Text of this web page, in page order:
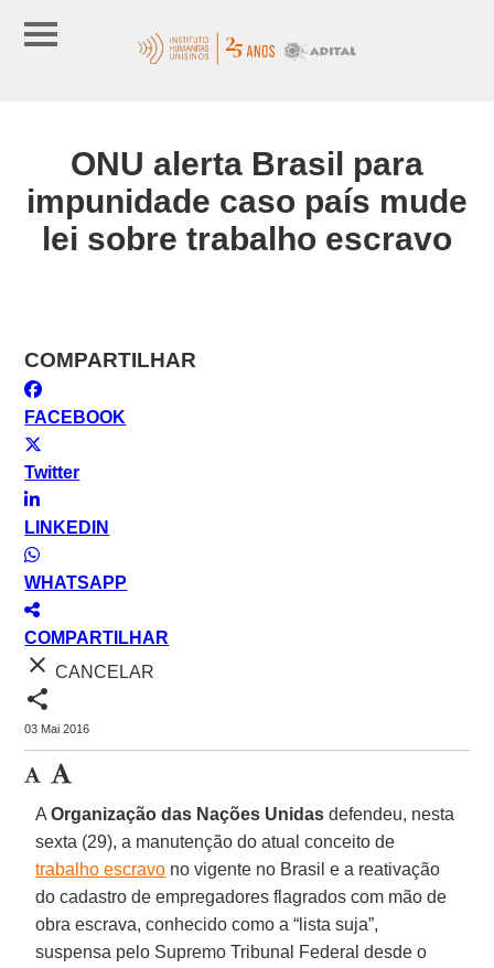
ONU alerta Brasil para
impunidade caso país mude
lei sobre trabalho escravo
COMPARTILHAR
FACEBOOK
Twitter
LINKEDIN
WHATSAPP
COMPARTILHAR
close CANCELAR
share
03 Mai 2016
AOrganização das Nações Unidas defendeu, nesta
sexta (29), a manutenção do atual conceito de
trabalho escravo no vigente no Brasil e a reativação
do cadastro de empregadores flagrados com mão de
obra escrava, conhecido como a “lista suja”,
suspensa pelo Supremo Tribunal Federal desde o